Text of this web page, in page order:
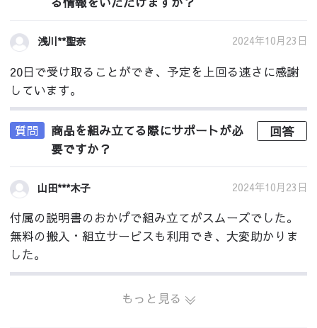
浅川**聖奈 2024年10月23日
20日で受け取ることができ、予定を上回る速さに感謝
しています。
質問
商品を組み立てる際にサポートが必
要ですか？
回答
山田***木子 2024年10月23日
付属の説明書のおかげで組み立てがスムーズでした。
無料の搬入・組立サービスも利用でき、大変助かりま
した。
もっと見る